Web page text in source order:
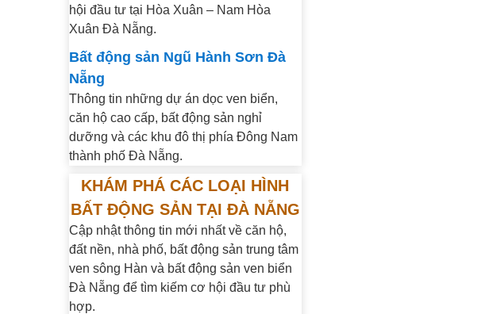
hội đầu tư tại Hòa Xuân – Nam Hòa
Xuân Đà Nẵng.
Bất động sản Ngũ Hành Sơn Đà
Nẵng
Thông tin những dự án dọc ven biển,
căn hộ cao cấp, bất động sản nghỉ
dưỡng và các khu đô thị phía Đông Nam
thành phố Đà Nẵng.
KHÁM PHÁ CÁC LOẠI HÌNH
BẤT ĐỘNG SẢN TẠI ĐÀ NẴNG
Cập nhật thông tin mới nhất về căn hộ,
đất nền, nhà phố, bất động sản trung tâm
ven sông Hàn và bất động sản ven biển
Đà Nẵng để tìm kiếm cơ hội đầu tư phù
hợp.